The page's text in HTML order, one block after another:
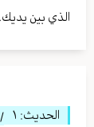
الذي بين يديك.
الحديث: ١ /